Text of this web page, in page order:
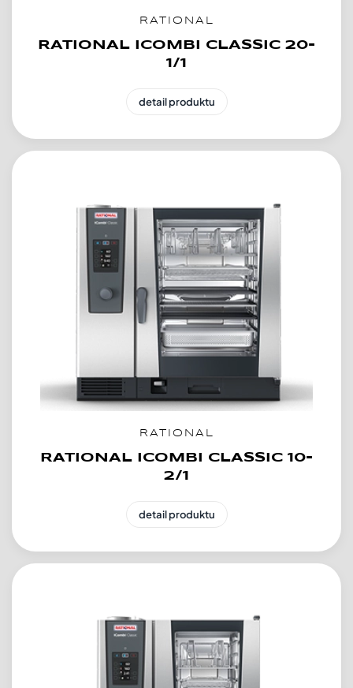
RATIONAL
RATIONAL ICOMBI CLASSIC 20-
1/1
detail produktu
RATIONAL
RATIONAL ICOMBI CLASSIC 10-
2/1
detail produktu